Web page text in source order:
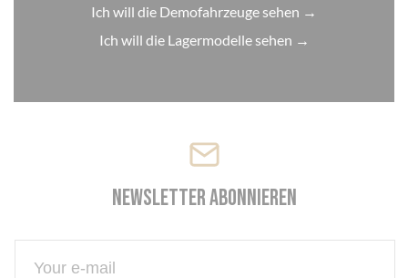
Ich will die Demofahrzeuge sehen →
Ich will die Lagermodelle sehen →
Newsletter abonnieren